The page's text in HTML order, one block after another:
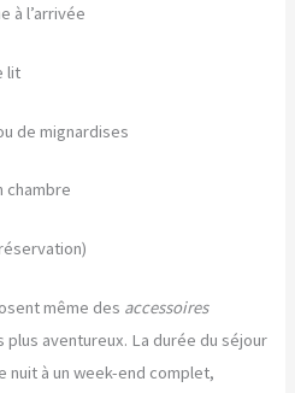
à l’arrivée
lit
de mignardises
chambre
même des accessoires
aventureux. La durée du séjour
nuit à un week-end complet,